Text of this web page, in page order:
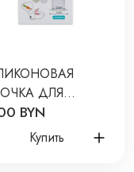
ДЛЯ
BYN
Купить